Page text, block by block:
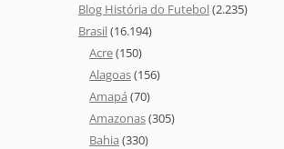
Blog História do Futebol(2.235)
Brasil(16.194)
Acre(150)
Alagoas(156)
Amapá (70)
Amazonas(305)
Bahia (330)